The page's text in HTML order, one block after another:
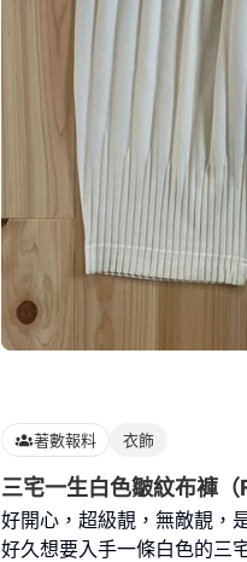
著數報料 衣飾
三宅一生白色皺紋布褲（
好開心，超級靚，無敵靚，
好久想要入手一條白色的三